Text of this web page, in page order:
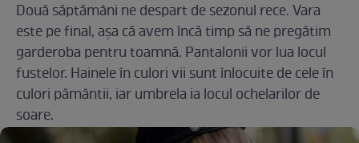
Două săptămâni ne despart de sezonul rece. Vara
este pe final, aşa că avem încă timp să ne pregătim
garderoba pentru toamnă. Pantalonii vor lua locul
fustelor. Hainele în culori vii sunt înlocuite de cele în
culori pământii, iar umbrela ia locul ochelarilor de
soare.